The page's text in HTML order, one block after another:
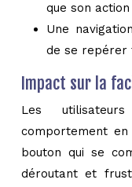
que son
Une
de se repérer
Impact sur la
Les
comportement en
bouton qui se
déroutant et